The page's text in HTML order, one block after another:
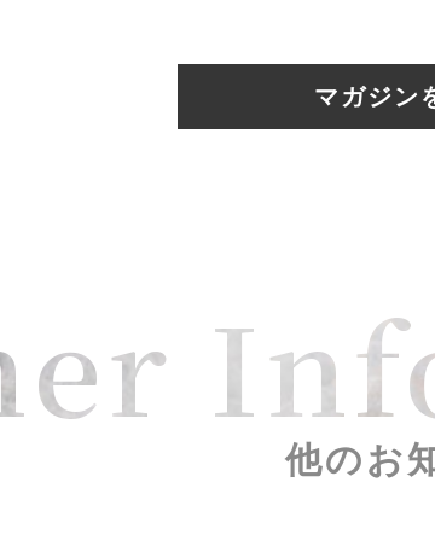
マガジン
他のお